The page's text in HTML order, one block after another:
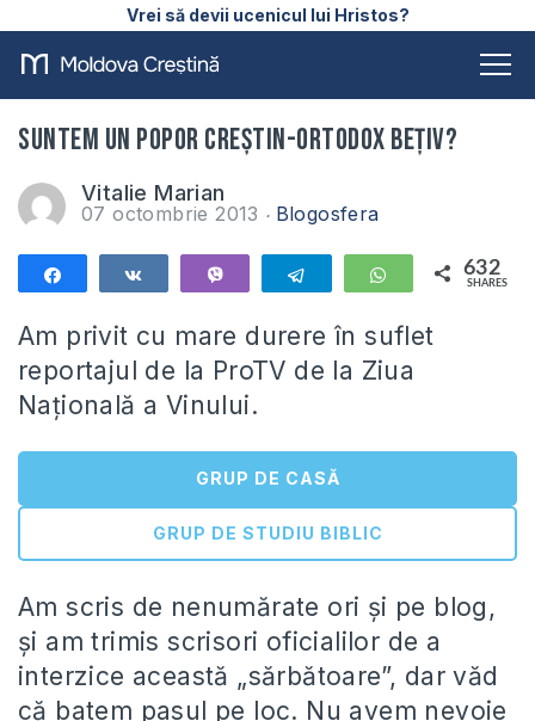
Vrei să devii ucenicul lui Hristos?
Suntem un popor creștin-ortodox bețiv?
Vitalie Marian
07 octombrie 2013 Blogosfera
Telegram WhatsApp
632
SHARES
Am privit cu mare durere în suflet
reportajul de la ProTV de la Ziua
Națională a Vinului.
GRUP DE CASĂ
GRUP DE STUDIU BIBLIC
Am scris de nenumărate ori și pe blog,
și am trimis scrisori oficialilor de a
interzice această „sărbătoare”, dar văd
că batem pasul pe loc. Nu avem nevoie